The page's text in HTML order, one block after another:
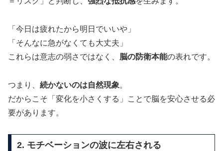
「今日は疲れたから明日でいいや」
「そんなに急がなくても大丈夫」
これらは意志の弱さではなく、 脳の防衛本能の表れです。
つまり、 続かないのは自然現象。
だからこそ「変化を小さくする」ことで脳を安心させる必
要があります。
2. モチベーションの波に左右される